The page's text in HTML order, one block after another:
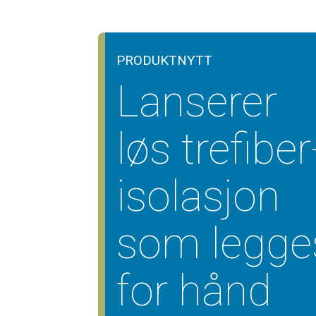
PRODUKTNYTT
Lanserer
løs
isolasjon
som
for hånd